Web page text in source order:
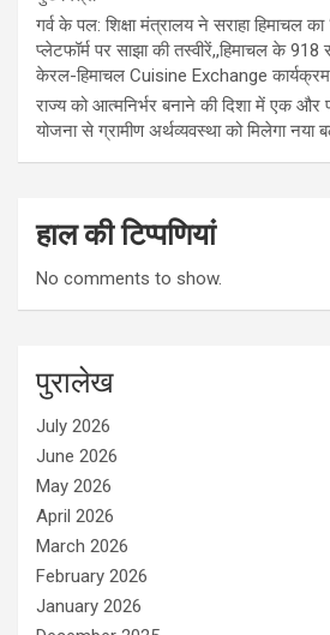
गर्व के पल: शिक्षा मंत्रालय ने सराहा हिमाचल का
प्लेटफॉर्म पर साझा की तस्वीरें,,हिमाचल के
केरल-हिमाचल Cuisine Exchange कार्यक्रम
राज्य को आत्मनिर्भर बनाने की दिशा में एक और
योजना से ग्रामीण अर्थव्यवस्था को मिलेगा नया
हाल की टिप्पणियां
No comments to show.
पुरालेख
July 2026
June 2026
May 2026
April 2026
March 2026
February 2026
January 2026